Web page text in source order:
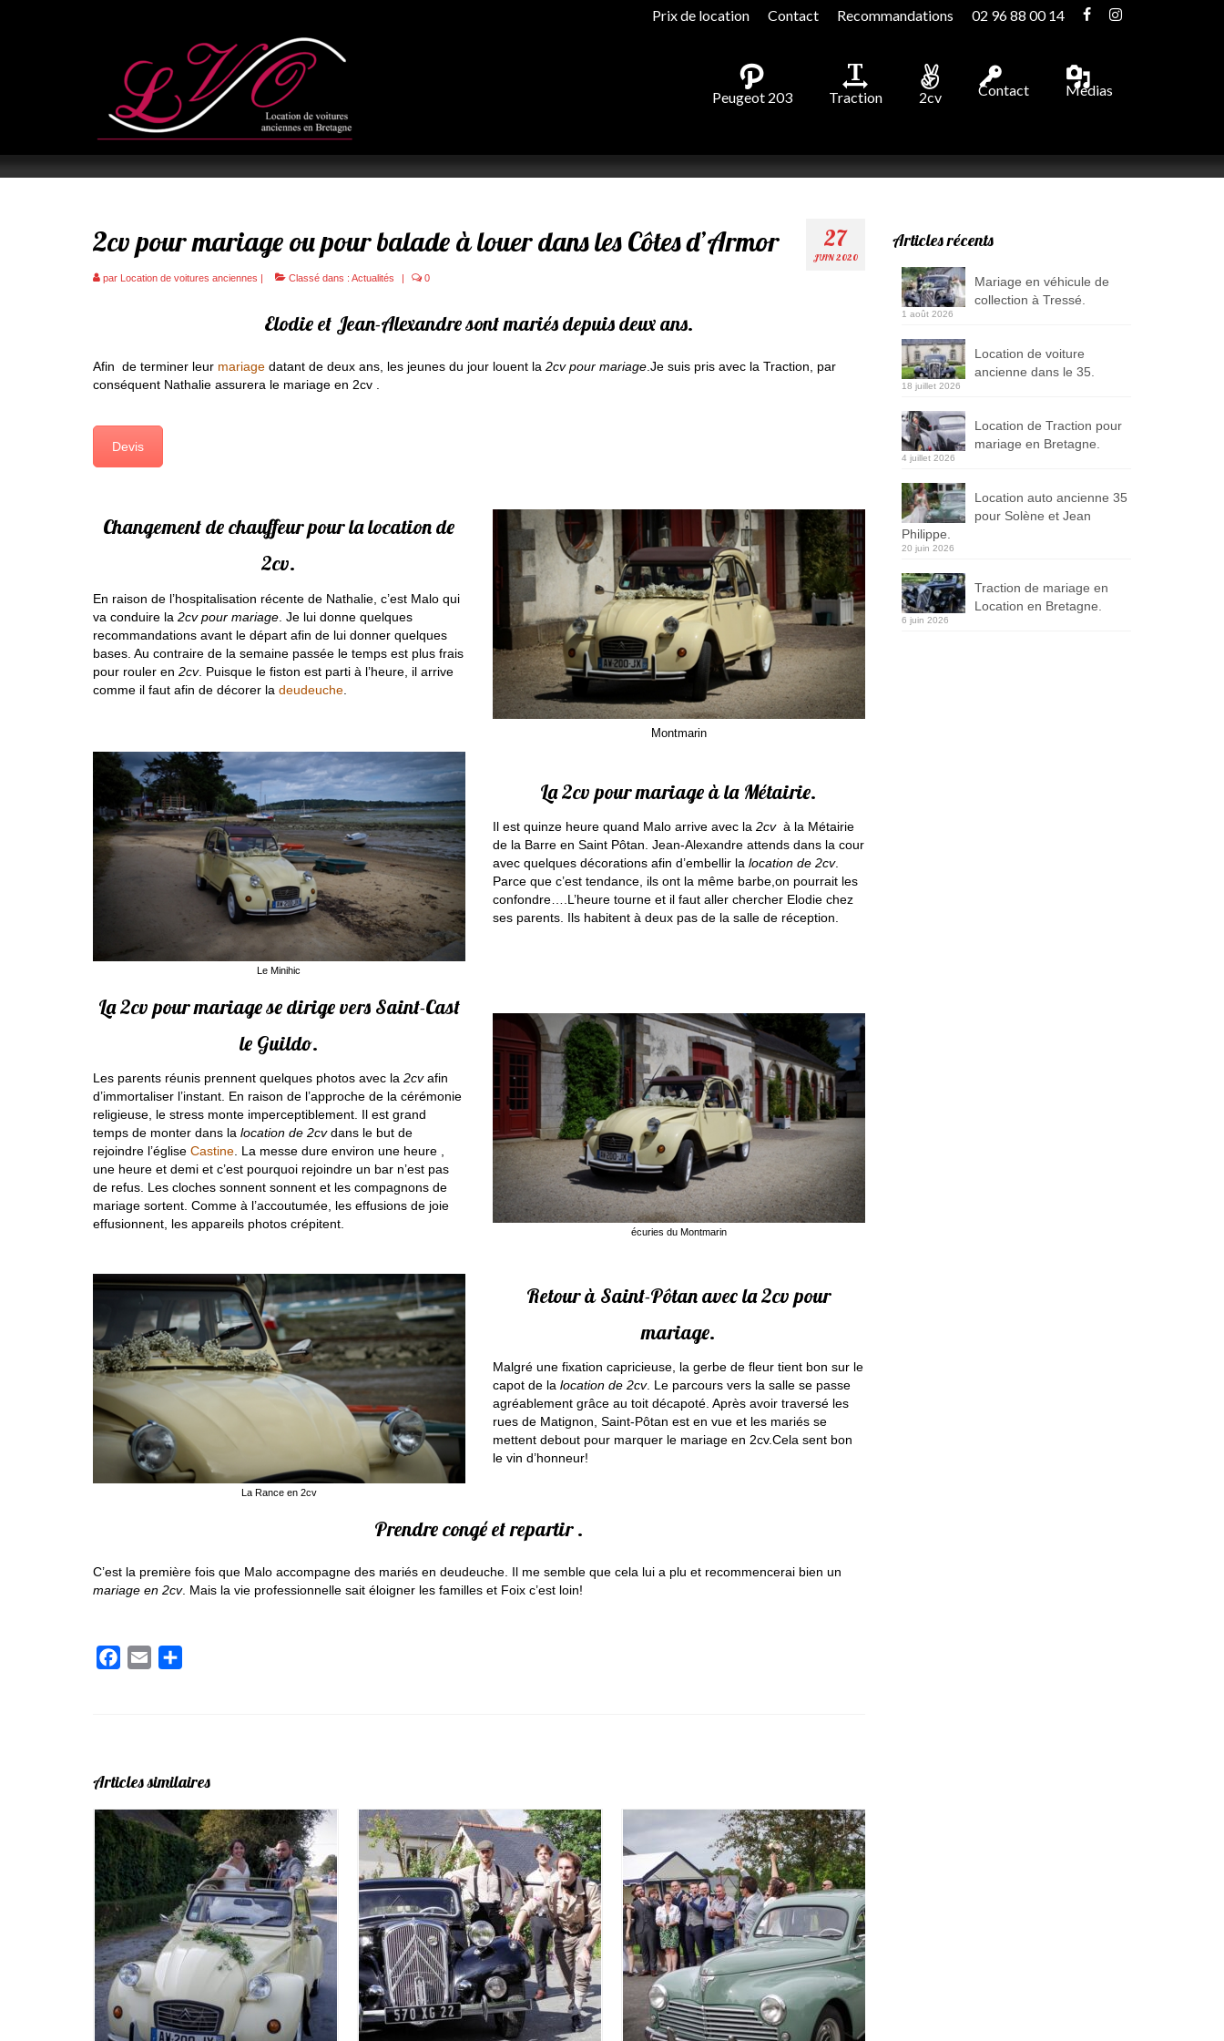
Prix de location Contact Recommandations 02 96 88 00 14
Peugeot 203 Traction 2cv Contact Medias
27
JUIN 2020
2cv pour mariage ou pour balade à louer dans les Côtes d’Armor
par Location de voitures anciennes | Classé dans : Actualités | 0
Elodie et Jean-Alexandre sont mariés depuis deux ans.
Afin de terminer leur mariage datant de deux ans, les jeunes du jour louent la 2cv pour mariage .Je suis pris avec la Traction, par
conséquent Nathalie assurera le mariage en 2cv .
Devis
Changement de chauffeur pour la location de
2cv.
En raison de l’hospitalisation récente de Nathalie, c’est Malo qui
va conduire la 2cv pour mariage . Je lui donne quelques
recommandations avant le départ afin de lui donner quelques
bases. Au contraire de la semaine passée le temps est plus frais
pour rouler en 2cv. Puisque le fiston est parti à l’heure, il arrive
comme il faut afin de décorer la deudeuche
Montmarin
Le Minihic
La 2cv pour mariage à la Métairie.
Il est quinze heure quand Malo arrive avec la 2cvà la Métairie
de la Barre en Saint Pôtan. Jean-Alexandre attends dans la cour
avec quelques décorations afin d’embellir la location de 2cv.
Parce que c’est tendance, ils ont la même barbe,on pourrait les
confondre….L’heure tourne et il faut aller chercher Elodie chez
ses parents. Ils habitent à deux pas de la salle de réception.
La 2cv pour mariage se dirige vers Saint-Cast
le Guildo.
Les parents réunis prennent quelques photos avec la 2cvafin
d’immortaliser l’instant. En raison de l’approche de la cérémonie
religieuse, le stress monte imperceptiblement. Il est grand
temps de monter dans la location de 2cvdans le but de
rejoindre l’église Castine. La messe dure environ une heure ,
une heure et demi et c’est pourquoi rejoindre un bar n’est pas
de refus. Les cloches sonnent sonnent et les compagnons de
mariage sortent. Comme à l’accoutumée, les effusions de joie
effusionnent, les appareils photos crépitent.
écuries du Montmarin
La Rance en 2cv
Retour à Saint-Pôtan avec la 2cv pour
mariage.
Malgré une fixation capricieuse, la gerbe de fleur tient bon sur le
capot de la location de 2cv. Le parcours vers la salle se passe
agréablement grâce au toit décapoté. Après avoir traversé les
rues de Matignon, Saint-Pôtan est en vue et les mariés se
mettent debout pour marquer le mariage en 2cv.Cela sent bon
le vin d’honneur!
Prendre congé et repartir .
C’est la première fois que Malo accompagne des mariés en deudeuche. Il me semble que cela lui a plu et recommencerai bien un
mariage en 2cv. Mais la vie professionnelle sait éloigner les familles et Foix c’est loin!
Facebook
Email
Articles similaires
Articles récents
Mariage en véhicule de
collection à Tressé.
1 août 2026
Location de voiture
ancienne dans le 35.
18 juillet 2026
Location de Traction pour
mariage en Bretagne.
4 juillet 2026
Location auto ancienne 35
pour Solène et Jean
Philippe.
20 juin 2026
Traction de mariage en
Location en Bretagne.
6 juin 2026